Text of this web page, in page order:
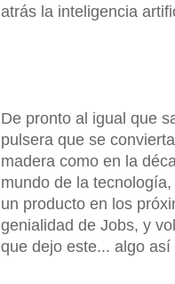
atrás la inteligencia
De pronto al igual que
pulsera que se
madera como en la
mundo de la
un producto en los
genialidad de Jobs, y
que dejo este... algo